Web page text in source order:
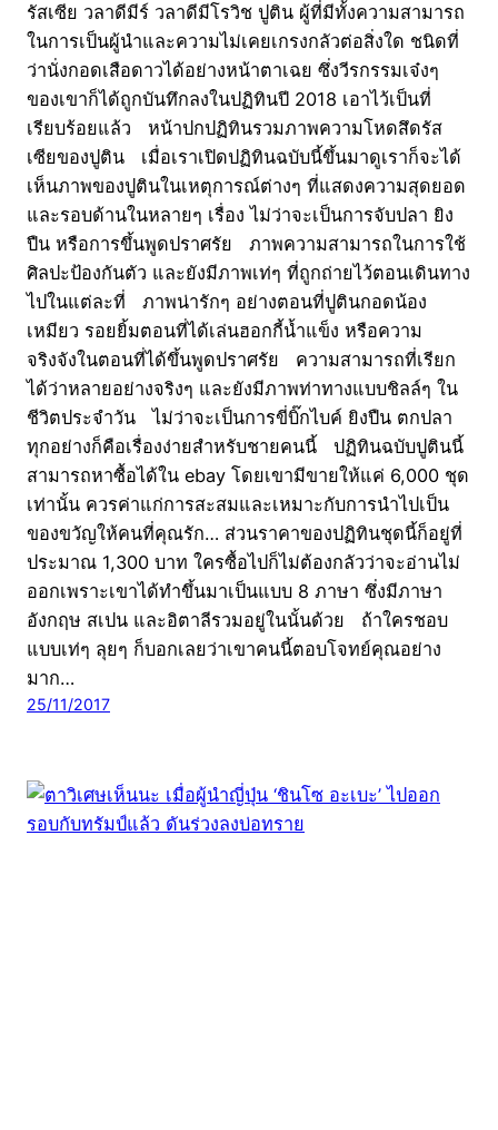
รัสเซีย วลาดีมีร์ วลาดีมีโรวิช ปูติน ผู้ที่มีทั้งความสามารถ
ในการเป็นผู้นำและความไม่เคยเกรงกลัวต่อสิ่งใด ชนิดที่
ว่านั่งกอดเสือดาวได้อย่างหน้าตาเฉย ซึ่งวีรกรรมเจ๋งๆ
ของเขาก็ได้ถูกบันทึกลงในปฏิทินปี 2018 เอาไว้เป็นที่
เรียบร้อยแล้ว หน้าปกปฏิทินรวมภาพความโหดสึดรัส
เซียของปูติน เมื่อเราเปิดปฏิทินฉบับนี้ขึ้นมาดูเราก็จะได้
เห็นภาพของปูตินในเหตุการณ์ต่างๆ ที่แสดงความสุดยอด
และรอบด้านในหลายๆ เรื่อง ไม่ว่าจะเป็นการจับปลา ยิง
ปืน หรือการขึ้นพูดปราศรัย ภาพความสามารถในการใช้
ศิลปะป้องกันตัว และยังมีภาพเท่ๆ ที่ถูกถ่ายไว้ตอนเดินทาง
ไปในแต่ละที่ ภาพน่ารักๆ อย่างตอนที่ปูตินกอดน้อง
เหมียว รอยยิ้มตอนที่ได้เล่นฮอกกี้น้ำแข็ง หรือความ
จริงจังในตอนที่ได้ขึ้นพูดปราศรัย ความสามารถที่เรียก
ได้ว่าหลายอย่างจริงๆ และยังมีภาพท่าทางแบบชิลล์ๆ ใน
ชีวิตประจำวัน ไม่ว่าจะเป็นการขี่บิ๊กไบค์ ยิงปืน ตกปลา
ทุกอย่างก็คือเรื่องง่ายสำหรับชายคนนี้ ปฏิทินฉบับปูตินนี้
สามารถหาซื้อได้ใน ebay โดยเขามีขายให้แค่ 6,000 ชุด
เท่านั้น ควรค่าแก่การสะสมและเหมาะกับการนำไปเป็น
ของขวัญให้คนที่คุณรัก… ส่วนราคาของปฏิทินชุดนี้ก็อยู่ที่
ประมาณ 1,300 บาท ใครซื้อไปก็ไม่ต้องกลัวว่าจะอ่านไม่
ออกเพราะเขาได้ทำขึ้นมาเป็นแบบ 8 ภาษา ซึ่งมีภาษา
อังกฤษ สเปน และอิตาลีรวมอยู่ในนั้นด้วย ถ้าใครชอบ
แบบเท่ๆ ลุยๆ ก็บอกเลยว่าเขาคนนี้ตอบโจทย์คุณอย่าง
มาก…
25/11/2017